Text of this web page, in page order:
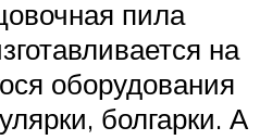
пила
на
оборудования
болгарки. А